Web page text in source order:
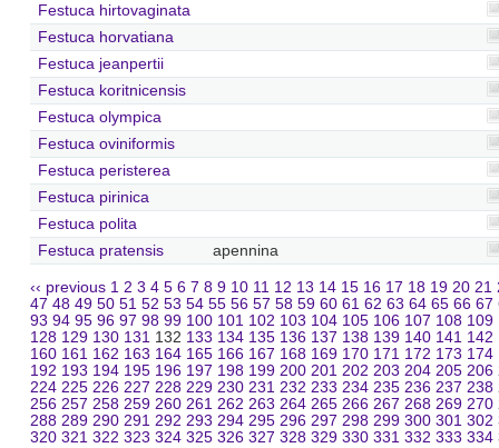
Festuca hirtovaginata
Festuca horvatiana
Festuca jeanpertii
Festuca koritnicensis
Festuca olympica
Festuca oviniformis
Festuca peristerea
Festuca pirinica
Festuca polita
Festuca pratensis
apennina
‹‹ previous 1 2 3 4 5 6 7 8 9 10 11 12 13 14 15 16 17 18 19 20 21
47 48 49 50 51 52 53 54 55 56 57 58 59 60 61 62 63 64 65 66 67
93 94 95 96 97 98 99 100 101 102 103 104 105 106 107 108 109
128 129 130 131 132 133 134 135 136 137 138 139 140 141 142
160 161 162 163 164 165 166 167 168 169 170 171 172 173 174
192 193 194 195 196 197 198 199 200 201 202 203 204 205 206
224 225 226 227 228 229 230 231 232 233 234 235 236 237 238
256 257 258 259 260 261 262 263 264 265 266 267 268 269 270
288 289 290 291 292 293 294 295 296 297 298 299 300 301 302
320 321 322 323 324 325 326 327 328 329 330 331 332 333 334